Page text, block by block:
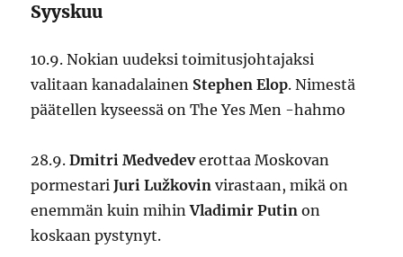
Syyskuu
10.9. Nokian uudeksi toimitusjohtajaksi
valitaan kanadalainen Stephen Elop. Nimestä
päätellen kyseessä on The Yes Men -hahmo
28.9.Dmitri Medvedeverottaa Moskovan
pormestariJuri Lužkovin virastaan, mikä on
enemmän kuin mihinVladimir Putin on
koskaan pystynyt.